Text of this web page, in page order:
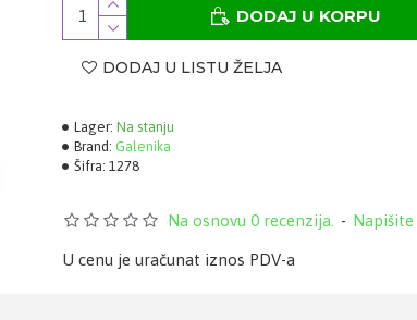
Lager: Na stanju
Brand: Galenika
Šifra: 1278
Na osnovu 0 recenzija. -
DODAJ U KORPU
DODAJ U LISTU ŽELJA
U cenu je uračunat iznos PDV-a